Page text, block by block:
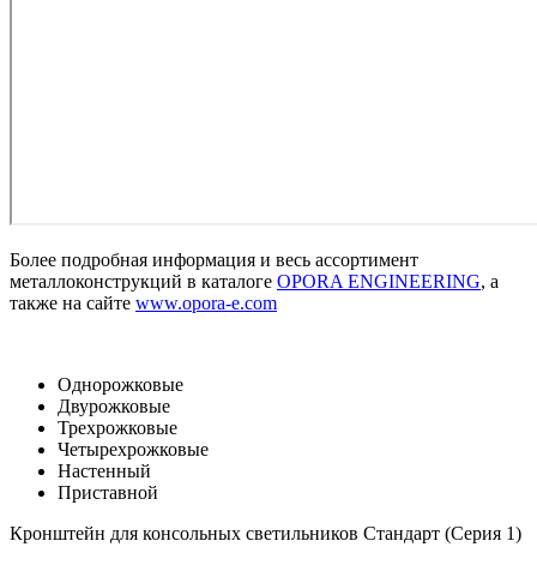
Более подробная информация и весь ассортимент
металлоконструкций в каталоге OPORA ENGINEERING, а
также на сайте www.opora-e.com
Однорожковые
Двурожковые
Трехрожковые
Четырехрожковые
Настенный
Приставной
Кронштейн для консольных светильников Стандарт (Серия 1)